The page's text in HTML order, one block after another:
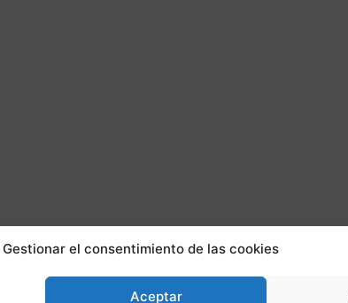
Gestionar el consentimiento de las cookies
Aceptar